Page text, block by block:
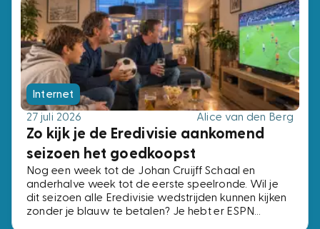
Internet
27 juli 2026
Alice van den Berg
Zo kijk je de Eredivisie aankomend
seizoen het goedkoopst
Nog een week tot de Johan Cruijff Schaal en
anderhalve week tot de eerste speelronde. Wil je
dit seizoen alle Eredivisie wedstrijden kunnen kijken
zonder je blauw te betalen? Je hebt er ESPN